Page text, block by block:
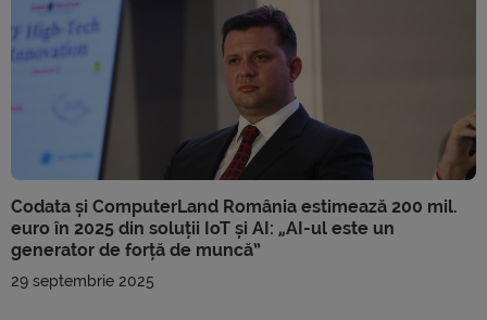
Codata și ComputerLand România estimează 200 mil.
euro în 2025 din soluții IoT și AI: „AI-ul este un
generator de forță de muncă”
29 septembrie 2025